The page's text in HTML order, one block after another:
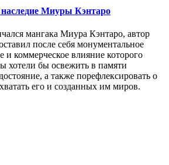
наследие Миуры Кэнтаро
мангака Миура Кэнтаро, автор
после себя монументальное
и коммерческое влияние которого
хотели бы освежить в памяти
а также порефлексировать о
его и созданных им миров.